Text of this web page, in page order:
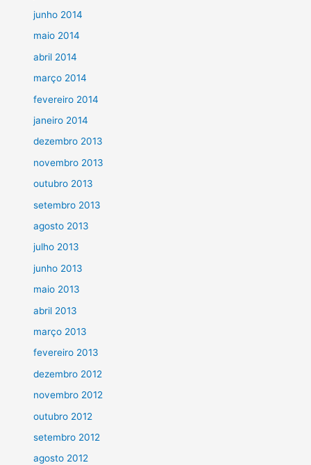
junho 2014
maio 2014
abril 2014
março 2014
fevereiro 2014
janeiro 2014
dezembro 2013
novembro 2013
outubro 2013
setembro 2013
agosto 2013
julho 2013
junho 2013
maio 2013
abril 2013
março 2013
fevereiro 2013
dezembro 2012
novembro 2012
outubro 2012
setembro 2012
agosto 2012